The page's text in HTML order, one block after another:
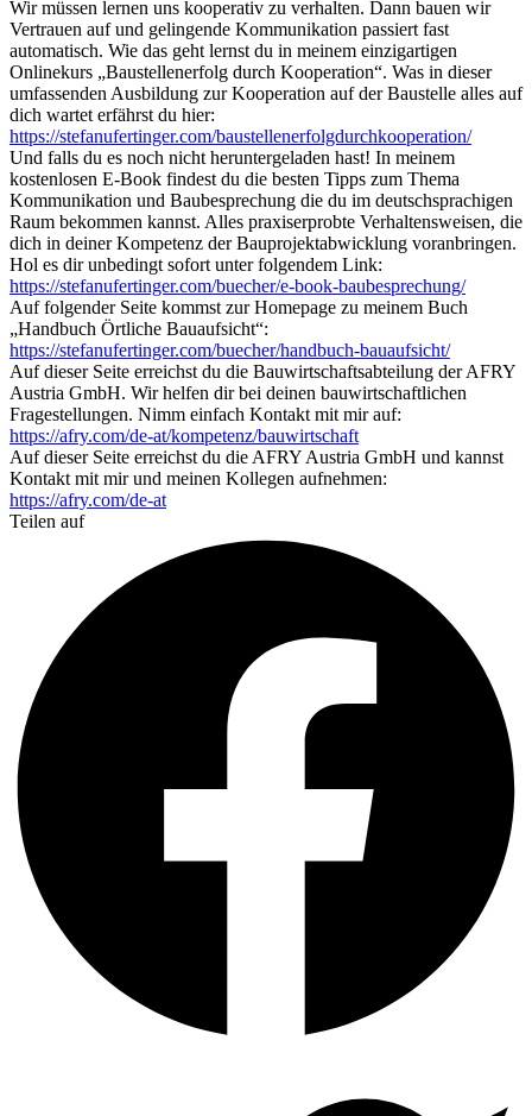
Wir müssen lernen uns kooperativ zu verhalten. Dann bauen wir
Vertrauen auf und gelingende Kommunikation passiert fast
automatisch. Wie das geht lernst du in meinem einzigartigen
Onlinekurs „Baustellenerfolg durch Kooperation“. Was in dieser
umfassenden Ausbildung zur Kooperation auf der Baustelle alles auf
dich wartet erfährst du hier:
https://stefanufertinger.com/baustellenerfolgdurchkooperation/
Und falls du es noch nicht heruntergeladen hast! In meinem
kostenlosen E-Book findest du die besten Tipps zum Thema
Kommunikation und Baubesprechung die du im deutschsprachigen
Raum bekommen kannst. Alles praxiserprobte Verhaltensweisen, die
dich in deiner Kompetenz der Bauprojektabwicklung voranbringen.
Hol es dir unbedingt sofort unter folgendem Link:
https://stefanufertinger.com/buecher/e-book-baubesprechung/
Auf folgender Seite kommst zur Homepage zu meinem Buch
„Handbuch Örtliche Bauaufsicht“:
https://stefanufertinger.com/buecher/handbuch-bauaufsicht/
Auf dieser Seite erreichst du die Bauwirtschaftsabteilung der AFRY
Austria GmbH. Wir helfen dir bei deinen bauwirtschaftlichen
Fragestellungen. Nimm einfach Kontakt mit mir auf:
https://afry.com/de-at/kompetenz/bauwirtschaft
Auf dieser Seite erreichst du die AFRY Austria GmbH und kannst
Kontakt mit mir und meinen Kollegen aufnehmen:
https://afry.com/de-at
Teilen auf